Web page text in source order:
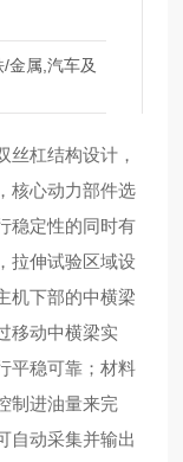
金属,汽车及
丝杠结构设计，
核心动力部件选
稳定性的同时有
拉伸试验区域设
机下部的中横梁
移动中横梁实
平稳可靠；材料
制进油量来完
自动采集并输出